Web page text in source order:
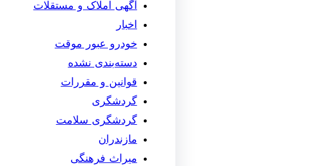
آگهی املاک و مستقلات
اخبار
خودرو عبور موقت
دسته‌بندی نشده
قوانین و مقررات
گردشگری
گردشگری سلامت
مازندران
میراث فرهنگی